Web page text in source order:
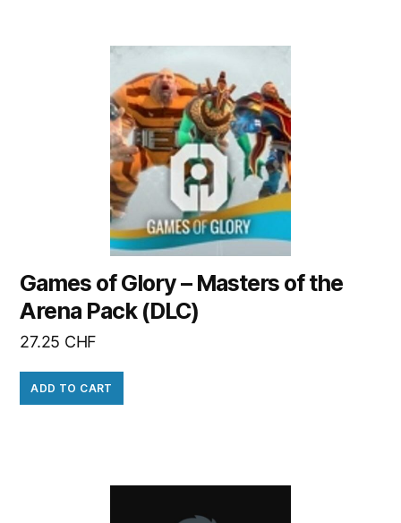
Games of Glory – Masters of the
Arena Pack (DLC)
27.25 CHF
ADD TO CART